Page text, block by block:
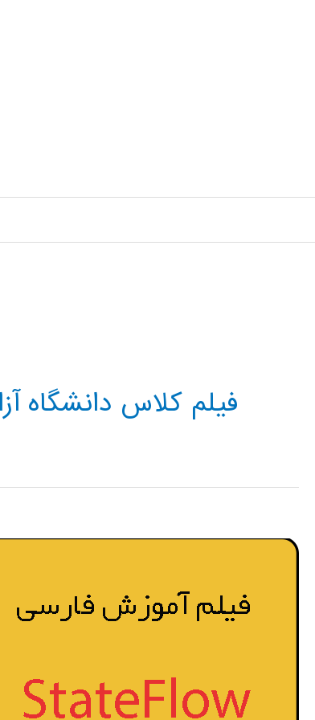
فیلم کلاس دانشگاه